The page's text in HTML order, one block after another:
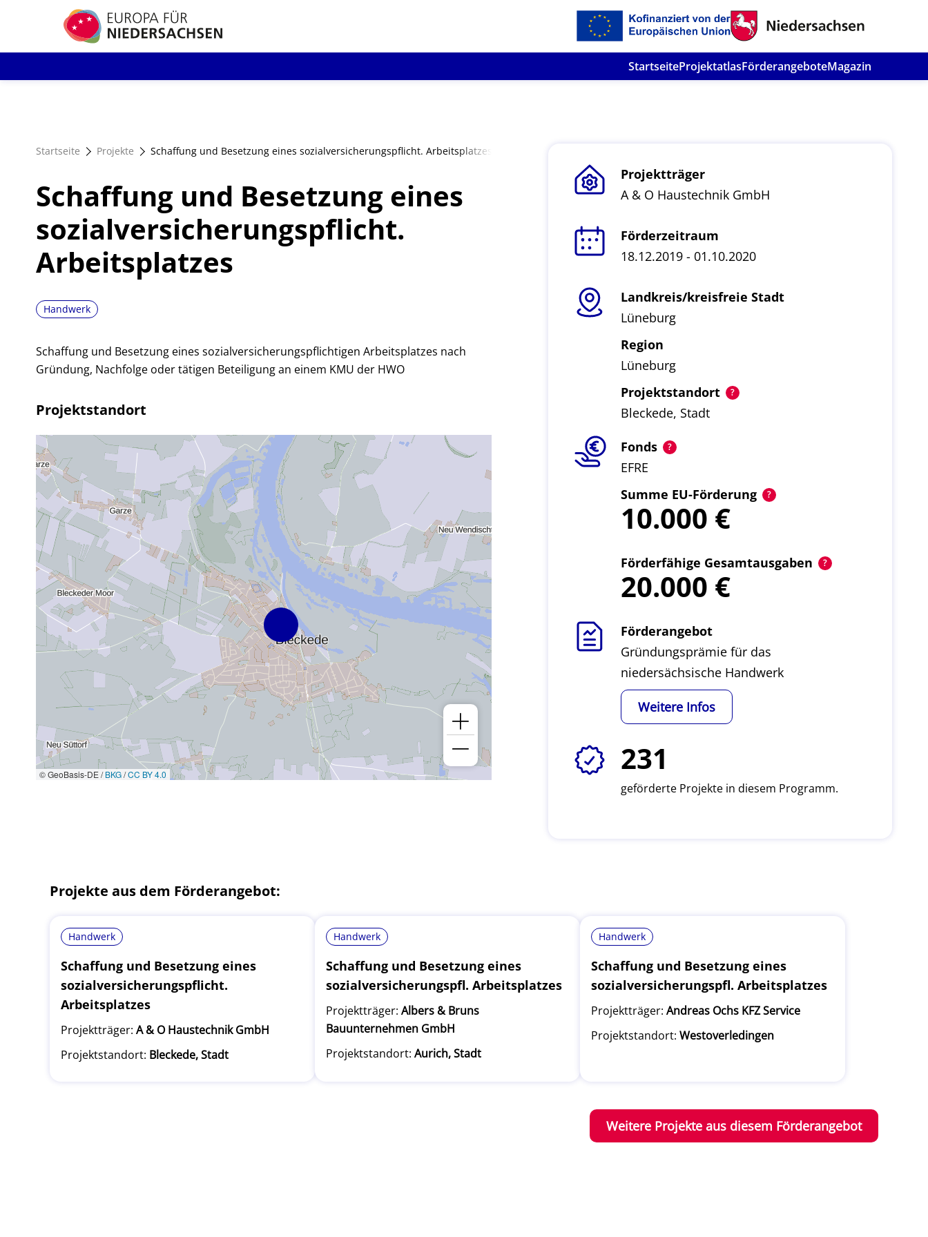
StartseiteProjektatlasFörderangeboteMagazin
Startseite Projekte Schaffung und Besetzung eines sozialversicherungspflicht. Arbeitsplatzes
Schaffung und Besetzung eines
sozialversicherungspflicht.
Arbeitsplatzes
Handwerk
Schaffung und Besetzung eines sozialversicherungspflichtigen Arbeitsplatzes nach
Gründung, Nachfolge oder tätigen Beteiligung an einem KMU der HWO
Projektstandort
© GeoBasis-DE /BKG/CC BY 4.0
Projektträger
A & O Haustechnik GmbH
Förderzeitraum
18.12.2019 - 01.10.2020
Landkreis/kreisfreie Stadt
Lüneburg
Region
Lüneburg
Projektstandort
Bleckede, Stadt
Fonds
EFRE
Summe EU-Förderung
10.000
Förderfähige Gesamtausgaben
20.000
Förderangebot
Gründungsprämie für das
niedersächsische Handwerk
Weitere Infos
231
geförderte Projekte in diesem Programm.
Projekte aus dem Förderangebot:
Handwerk
Schaffung und Besetzung eines
sozialversicherungspflicht.
Arbeitsplatzes
Projektträger: A & O Haustechnik GmbH
Projektstandort: Bleckede, Stadt
Handwerk
Schaffung und Besetzung eines
sozialversicherungspfl. Arbeitsplatzes
Projektträger: Albers & Bruns
Bauunternehmen GmbH
Projektstandort: Aurich, Stadt
Handwerk
Schaffung und Besetzung eines
sozialversicherungspfl. Arbeitsplatzes
Projektträger: Andreas Ochs KFZ Service
Projektstandort: Westoverledingen
Weitere Projekte aus diesem Förderangebot